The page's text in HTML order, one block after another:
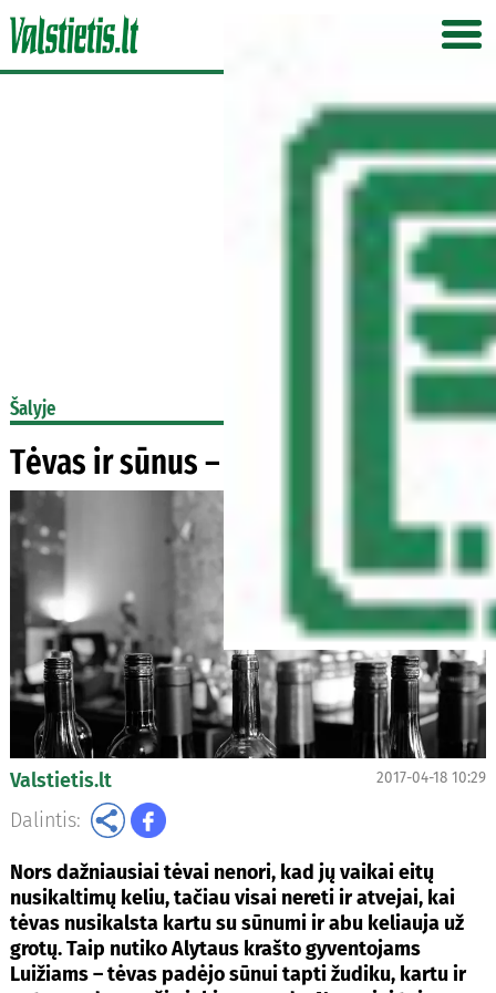
Šalyje
Tėvas ir sūnus – bendrininkai
Valstietis.lt 2017-04-18 10:29
Dalintis:
Nors dažniausiai tėvai nenori, kad jų vaikai eitų
nusikaltimų keliu, tačiau visai nereti ir atvejai, kai
tėvas nusikalsta kartu su sūnumi ir abu keliauja už
grotų. Taip nutiko Alytaus krašto gyventojams
Luižiams – tėvas padėjo sūnui tapti žudiku, kartu ir